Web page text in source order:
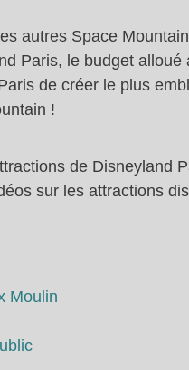
autres Space
Paris, le budget
de créer le plus
!
de Disneyland
sur les attractions
Moulin